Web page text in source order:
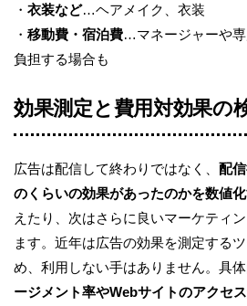
・ 衣装など…ヘアメイク、衣装
・ 移動費・宿泊費…マネージャーや
負担する場合も
効果測定と費用対効果の
広告は配信して終わりではなく、 配
のくらいの効果があったのかを数値
えたり、次はさらに良いマーケティ
ます。近年は広告の効果を測定する
め、利用しない手はありません。具体
ージメント率やWebサイトのアクセ